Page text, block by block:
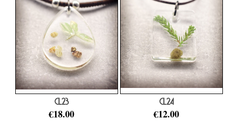
CL23
€18.00
CL24
€12.00